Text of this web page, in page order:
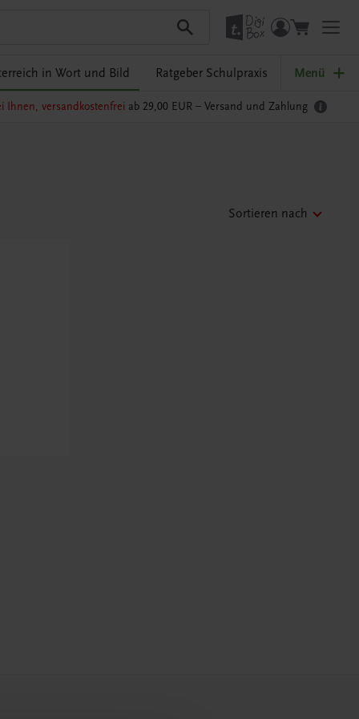
in Wort und Bild Ratgeber Schulpraxis Menü
Ihnen, versandkostenfrei ab 29,00 EUR – Versand und Zahlung
Sortieren nach